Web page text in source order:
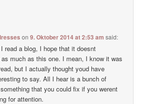
on9. Oktober 2014 at 2:53 am said:
read a blog, I hope that it doesnt
much as this one. I mean, I know it was
but I actually thought youd have
to say. All I hear is a bunch of
that you could fix if you werent
for attention.